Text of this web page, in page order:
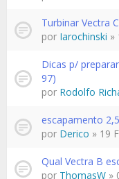
Turbinar Vectra
por Iarochinski »
Dicas p/
97)
por Rodolfo
escapamento 2,5
por Derico » 19
Qual Vectra B
por ThomasW »